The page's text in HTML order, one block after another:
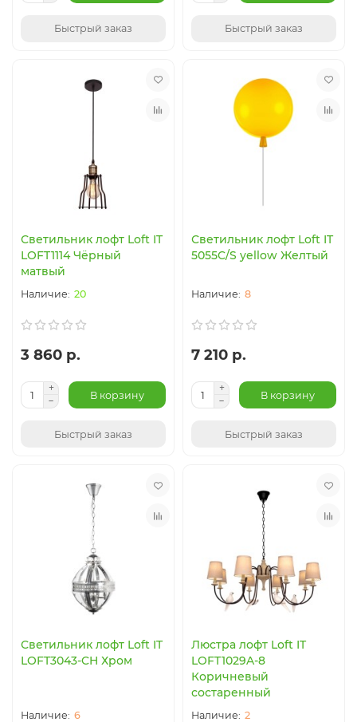
Быстрый заказ Быстрый заказ
Светильник лофт Loft IT
LOFT1114 Чёрный
матвый
20
3 860 р.
В корзину
Быстрый заказ
Светильник лофт Loft IT
5055C/S yellow Желтый
8
7 210 р.
В корзину
Быстрый заказ
Светильник лофт Loft IT
LOFT3043-CH Хром
6
Люстра лофт Loft IT
LOFT1029A-8
Коричневый
состаренный
2